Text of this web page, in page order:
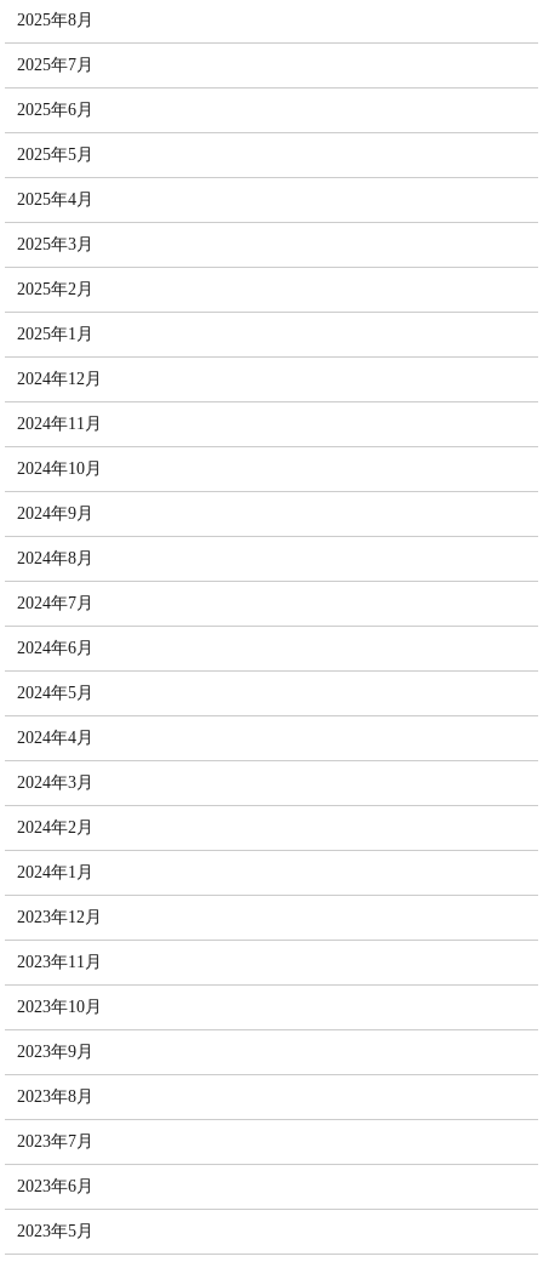
2025年8月
2025年7月
2025年6月
2025年5月
2025年4月
2025年3月
2025年2月
2025年1月
2024年12月
2024年11月
2024年10月
2024年9月
2024年8月
2024年7月
2024年6月
2024年5月
2024年4月
2024年3月
2024年2月
2024年1月
2023年12月
2023年11月
2023年10月
2023年9月
2023年8月
2023年7月
2023年6月
2023年5月